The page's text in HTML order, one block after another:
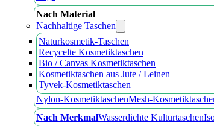
Nach Material
Nachhaltige Taschen
Naturkosmetik-Taschen
Recycelte Kosmetiktaschen
Bio / Canvas Kosmetiktaschen
Kosmetiktaschen aus Jute / Leinen
Tyvek-Kosmetiktaschen
Nylon-KosmetiktaschenMesh-
Nach MerkmalWasserdichte Kulturtaschen